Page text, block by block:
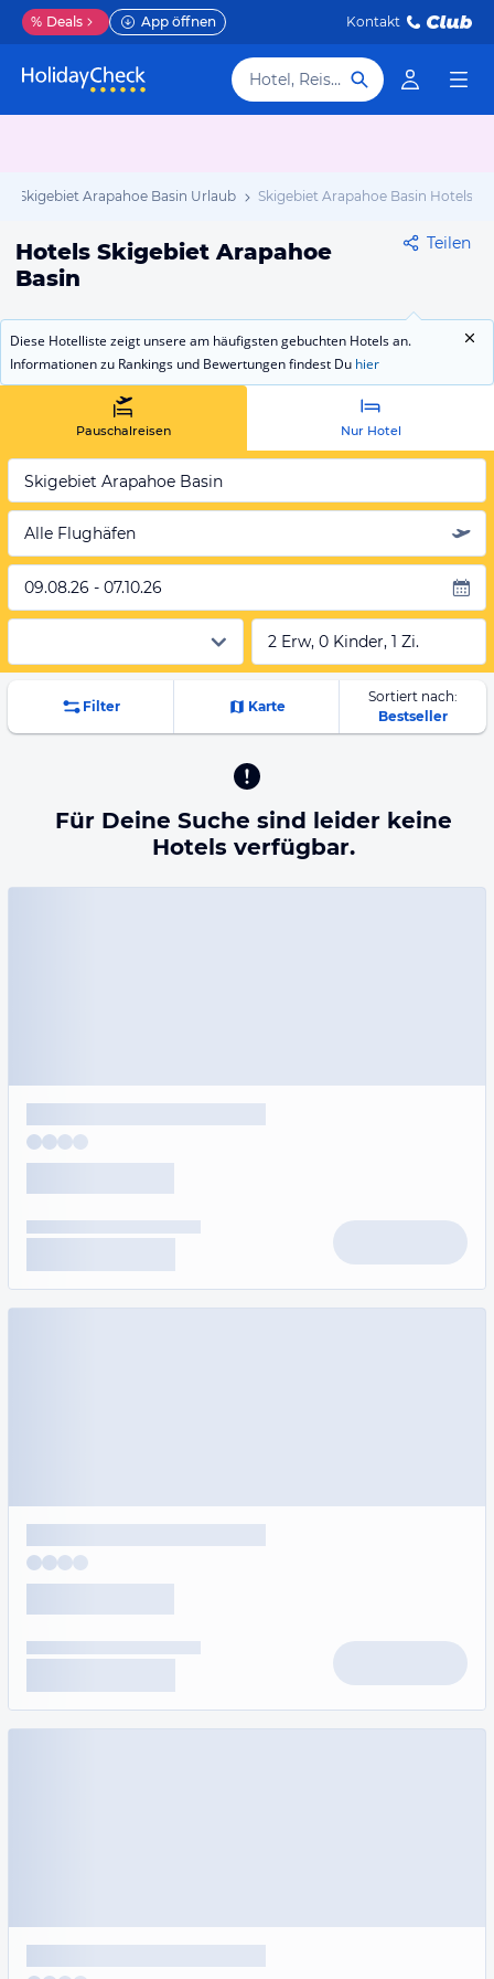
% Deals App öffnen Kontakt
Hotel, Reiseziel
Skigebiet Arapahoe Basin Urlaub Skigebiet Arapahoe Basin Hotels
Hotels Skigebiet Arapahoe
Basin
Teilen
Diese Hotelliste zeigt unsere am häufigsten gebuchten Hotels an.
Informationen zu Rankings und Bewertungen findest Du hier
Pauschalreisen Nur Hotel
Skigebiet Arapahoe Basin
Alle Flughäfen
09.08.26 - 07.10.26
2 Erw, 0 Kinder, 1 Zi.
Filter Karte
Sortiert nach:
Bestseller
Für Deine Suche sind leider keine
Hotels verfügbar.